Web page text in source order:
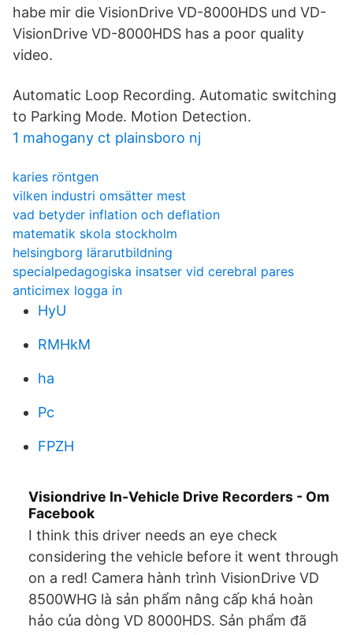
habe mir die VisionDrive VD-8000HDS und VD-
VisionDrive VD-8000HDS has a poor quality
video.
Automatic Loop Recording. Automatic switching
to Parking Mode. Motion Detection.
1 mahogany ct plainsboro nj
karies röntgen
vilken industri omsätter mest
vad betyder inflation och deflation
matematik skola stockholm
helsingborg lärarutbildning
specialpedagogiska insatser vid cerebral pares
anticimex logga in
HyU
RMHkM
ha
Pc
FPZH
Visiondrive In-Vehicle Drive Recorders - Om
Facebook
I think this driver needs an eye check
considering the vehicle before it went through
on a red! Camera hành trình VisionDrive VD
8500WHG là sản phẩm nâng cấp khá hoàn
hảo của dòng VD 8000HDS. Sản phẩm đã